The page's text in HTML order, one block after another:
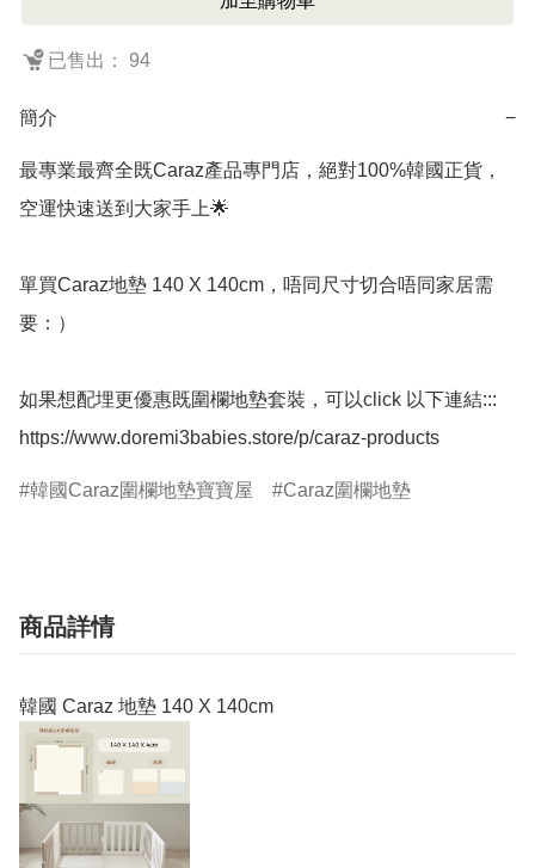
已售出： 94
簡介 −
最專業最齊全既Caraz產品專門店，絕對100%韓國正貨，
空運快速送到大家手上🌟
單買Caraz地墊 140 X 140cm，唔同尺寸切合唔同家居需
要：）
如果想配埋更優惠既圍欄地墊套裝，可以click 以下連結:::
韓國Caraz圍欄地墊寶寶屋 Caraz圍欄地墊
商品詳情
韓國 Caraz 地墊 140 X 140cm